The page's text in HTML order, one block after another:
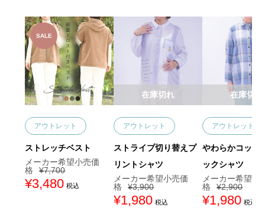
SALE
アウトレット
ストレッチベスト
¥7,700
元
の
¥3,480現
在
税込
アウトレット
ストライプ切り替えプ
リントシャツ
¥3,900
元
の
¥1,980現
在
税込
在庫切れ
アウトレット
やわらかコット
ックシャツ
¥2,900
元
の
¥1,980現
在
税込
在庫切れ